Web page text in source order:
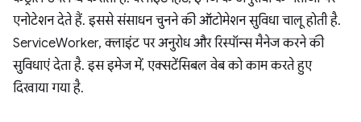
एनोटेशन देते हैं. इससे संसाधन चुनने की ऑटोमेशन सुविधा चालू होती है.
ServiceWorker, क्लाइंट पर अनुरोध और रिस्पॉन्स मैनेज करने की
सुविधाएं देता है. इस इमेज में, एक्सटेंसिबल वेब को काम करते हुए
दिखाया गया है.